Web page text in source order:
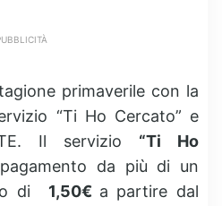
primaverile con la
“Ti Ho Cercato” e
Il servizio “Ti Ho
da più di un
di 1,50€ a partire dal